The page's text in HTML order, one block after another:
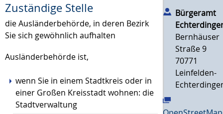
Zuständige Stelle
die Ausländerbehörde, in deren Bezirk
Sie sich gewöhnlich aufhalten
Ausländerbehörde ist,
wenn Sie in einem Stadtkreis oder in
einer Großen Kreisstadt wohnen: die
Stadtverwaltung
Bürgeramt
Bernhäuser
Straße 9
70771
Leinfelden-